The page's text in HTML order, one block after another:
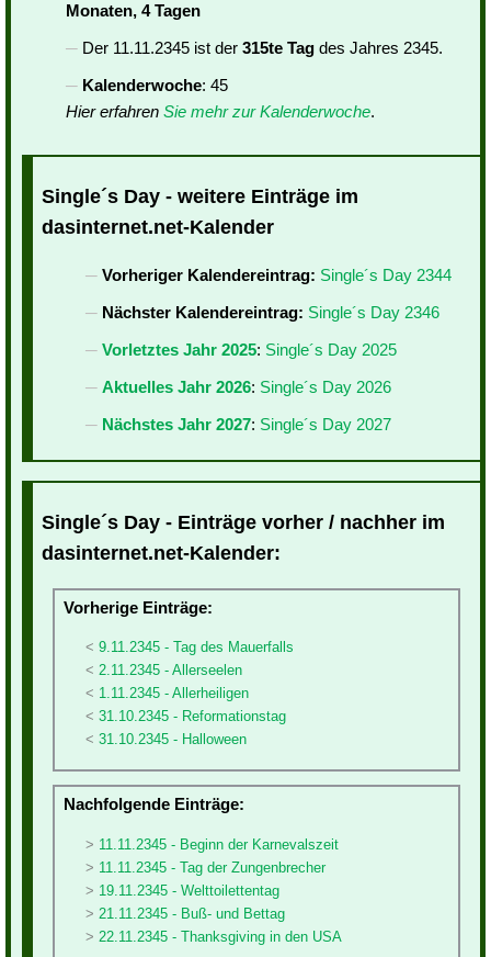
Monaten, 4 Tagen
Der 11.11.2345 ist der 315te Tag des Jahres 2345.
Kalenderwoche: 45
Hier erfahren Sie mehr zur Kalenderwoche.
Single´s Day - weitere Einträge im
dasinternet.net-Kalender
Vorheriger Kalendereintrag: Single´s Day 2344
Nächster Kalendereintrag: Single´s Day 2346
Vorletztes Jahr 2025: Single´s Day 2025
Aktuelles Jahr 2026: Single´s Day 2026
Nächstes Jahr 2027: Single´s Day 2027
Single´s Day - Einträge vorher / nachher im
dasinternet.net-Kalender:
Vorherige Einträge:
9.11.2345 - Tag des Mauerfalls
2.11.2345 - Allerseelen
1.11.2345 - Allerheiligen
31.10.2345 - Reformationstag
31.10.2345 - Halloween
Nachfolgende Einträge:
11.11.2345 - Beginn der Karnevalszeit
11.11.2345 - Tag der Zungenbrecher
19.11.2345 - Welttoilettentag
21.11.2345 - Buß- und Bettag
22.11.2345 - Thanksgiving in den USA